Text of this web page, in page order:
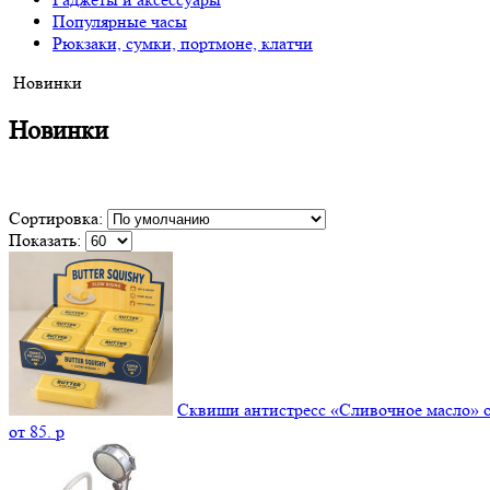
Популярные часы
Рюкзаки, сумки, портмоне, клатчи
Новинки
Новинки
Сортировка:
Показать:
Сквиши антистресс «Сливочное масло»
от 85. p